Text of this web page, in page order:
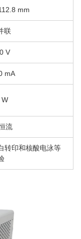
mm
联
V
mA
流
转印和核酸电泳等